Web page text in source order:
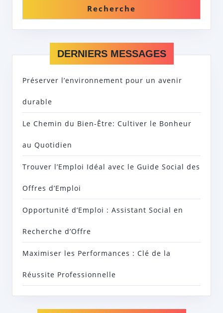
Recherche
DERNIERS MESSAGES
Préserver l’environnement pour un avenir
durable
Le Chemin du Bien-Être: Cultiver le Bonheur
au Quotidien
Trouver l’Emploi Idéal avec le Guide Social des
Offres d’Emploi
Opportunité d’Emploi : Assistant Social en
Recherche d’Offre
Maximiser les Performances : Clé de la
Réussite Professionnelle